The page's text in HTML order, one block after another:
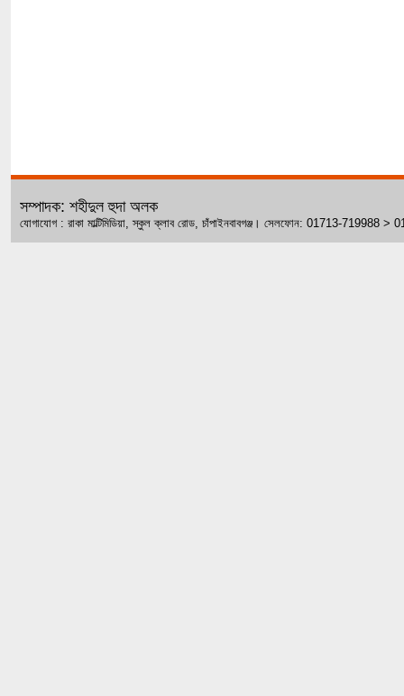
সম্পাদক: শহীদুল হুদা অলক
যোগাযোগ : রাকা মাল্টিমিডিয়া, স্কুল ক্লাব রোড, চাঁপাইনবাবগঞ্জ। সেলফোন: 01713-